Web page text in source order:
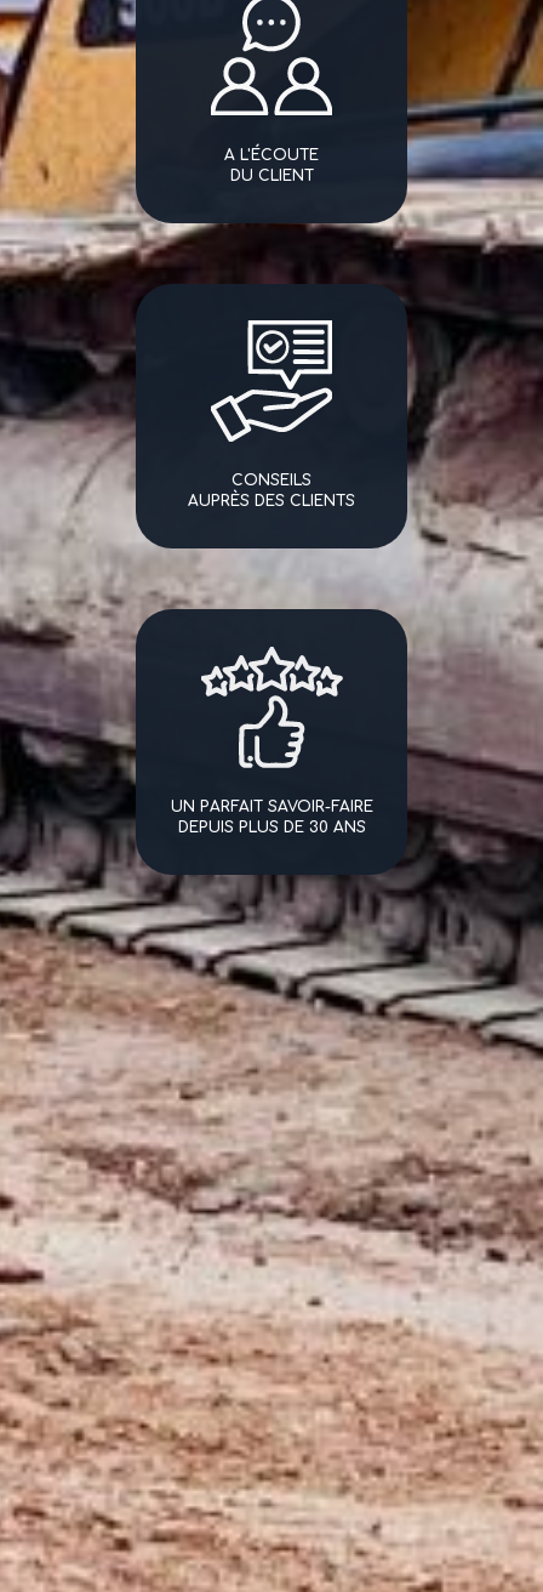
A L'ÉCOUTE
DU CLIENT
CONSEILS
AUPRÈS DES CLIENTS
UN PARFAIT SAVOIR-FAIRE
DEPUIS PLUS DE 30 ANS